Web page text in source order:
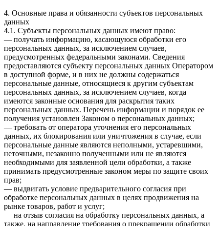
4. Основные права и обязанности субъектов персональных
данных
4.1. Субъекты персональных данных имеют право:
— получать информацию, касающуюся обработки его
персональных данных, за исключением случаев,
предусмотренных федеральными законами. Сведения
предоставляются субъекту персональных данных Оператором
в доступной форме, и в них не должны содержаться
персональные данные, относящиеся к другим субъектам
персональных данных, за исключением случаев, когда
имеются законные основания для раскрытия таких
персональных данных. Перечень информации и порядок ее
получения установлен Законом о персональных данных;
— требовать от оператора уточнения его персональных
данных, их блокирования или уничтожения в случае, если
персональные данные являются неполными, устаревшими,
неточными, незаконно полученными или не являются
необходимыми для заявленной цели обработки, а также
принимать предусмотренные законом меры по защите своих
прав;
— выдвигать условие предварительного согласия при
обработке персональных данных в целях продвижения на
рынке товаров, работ и услуг;
— на отзыв согласия на обработку персональных данных, а
также, на направление требования о прекращении обработки